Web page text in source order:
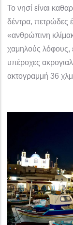
Το νησί είναι
δέντρα, πετρώδες
«ανθρώπινη
χαμηλούς λόφους,
υπέροχες
ακτογραμμή 36